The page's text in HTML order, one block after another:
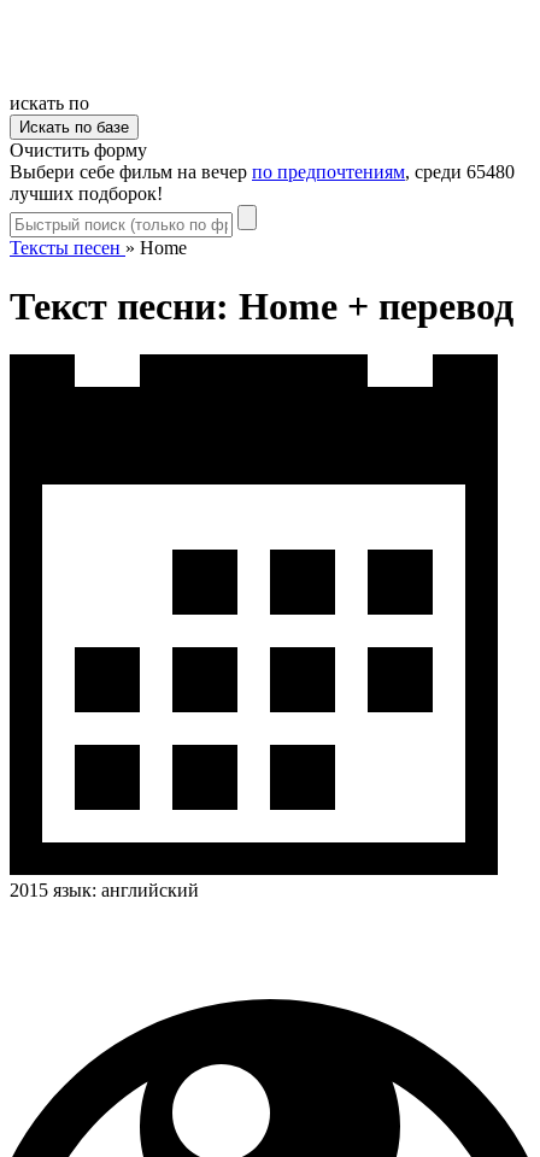
искать по
Очистить форму
Выбери себе фильм на вечер по предпочтениям, среди 65480
лучших подборок!
Тексты песен » Home
Текст песни: Home + перевод
2015 язык: английский